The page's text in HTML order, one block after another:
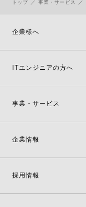
トップ 事業・サービス
企業様へ
ITエンジニアの方へ
事業・サービス
企業情報
採用情報